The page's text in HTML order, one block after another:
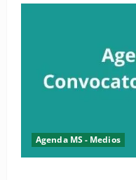
Agenda MS - Medios